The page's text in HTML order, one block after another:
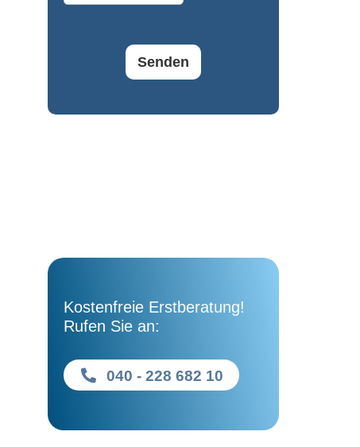
Senden
Kostenfreie Erstberatung!
Rufen Sie an:
040 - 228 682 10